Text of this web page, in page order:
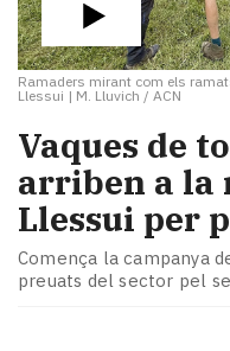
Ramaders mirant com els
Llessui | M. Lluvich / ACN
Vaques de
arriben a la
Llessui per
Comença la campanya
preuats del sector pel